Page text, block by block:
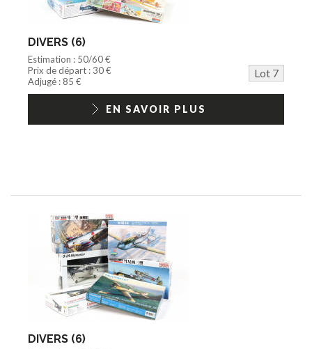
DIVERS (6)
Estimation : 50/60 €
Prix de départ : 30 €
Lot 7
Adjugé : 85 €
EN SAVOIR PLUS
DIVERS (6)